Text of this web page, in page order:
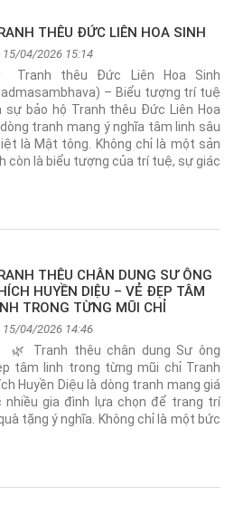
THÊU ĐỨC LIÊN HOA SINH
15/04/2026 15:14
Tranh thêu Đức Liên Hoa Sinh
– Biểu tượng trí tuệ
sự bảo hộ Tranh thêu Đức Liên Hoa
tranh mang ý nghĩa tâm linh sâu
là Mật tông. Không chỉ là một sản
còn là biểu tượng của trí tuệ, sự giác
THÊU CHÂN DUNG SƯ ÔNG
HUYỀN DIỆU – VẺ ĐẸP TÂM
TRONG TỪNG MŨI CHỈ
15/04/2026 14:46
Tranh thêu chân dung Sư ông
tâm linh trong từng mũi chỉ Tranh
Huyền Diệu là dòng tranh mang giá
gia đình lựa chọn để trang trí
tặng ý nghĩa. Không chỉ là một bức